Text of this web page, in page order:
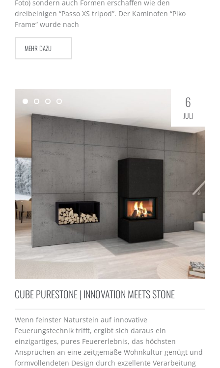
Foto) sondern auch Formen erschaffen wie den
dreibeinigen “Passo XS tripod”. Der Kaminofen “Piko
Frame“ wurde nach
MEHR DAZU
6
JULI
CUBE PURESTONE | INNOVATION MEETS STONE
Wenn feinster Naturstein auf innovative
Feuerungstechnik trifft, ergibt sich daraus ein
einzigartiges, pures Feuererlebnis, das höchsten
Ansprüchen an eine zeitgemäße Wohnkultur genügt und
formvollendeten Design durch exzellente Verarbeitung